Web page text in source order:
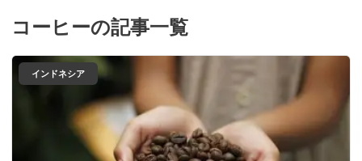
コーヒーの記事一覧
インドネシア